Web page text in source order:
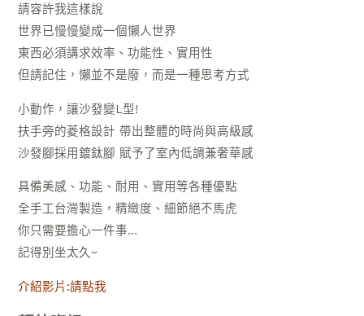
請容許我這樣說
世界已慢慢變成一個懶人世界
東西必須講求效率、功能性、實用性
但請記住，懶並不是廢，而是一種思考方式
小動作，讓沙發變L型!
扶手旁的菱格設計 帶出整體的時尚與高級感
沙發腳採用鍍鈦腳 賦予了室內低調兼奢華感
具備美感、功能、耐用、實用等各種優點
全手工台灣製造，精緻度、細節絕不馬虎
你只需要擔心一件事…
記得別坐太久~
介紹影片:請點我